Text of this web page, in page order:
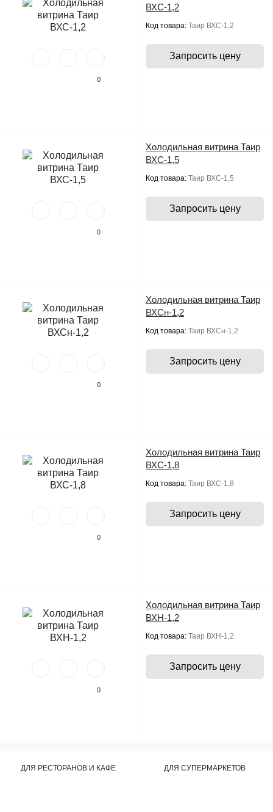
0
ВХС-1,2
Код товара: Таир ВХС-1,2
Запросить цену
0
Холодильная витрина Таир
ВХС-1,5
Код товара: Таир ВХС-1,5
Запросить цену
0
Холодильная витрина Таир
ВХСн-1,2
Код товара: Таир ВХСн-1,2
Запросить цену
0
Холодильная витрина Таир
ВХС-1,8
Код товара: Таир ВХС-1,8
Запросить цену
0
Холодильная витрина Таир
ВХН-1,2
Код товара: Таир ВХН-1,2
Запросить цену
ДЛЯ РЕСТОРАНОВ И КАФЕ ДЛЯ СУПЕРМАРКЕТОВ